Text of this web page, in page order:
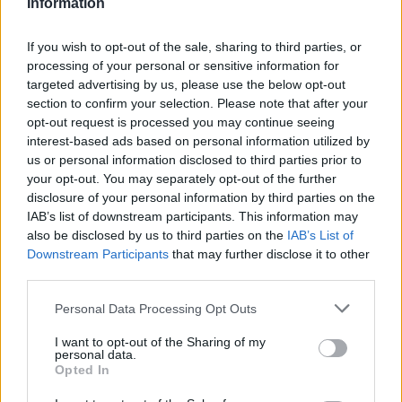
Information
If you wish to opt-out of the sale, sharing to third parties, or
processing of your personal or sensitive information for
targeted advertising by us, please use the below opt-out
section to confirm your selection. Please note that after your
opt-out request is processed you may continue seeing
interest-based ads based on personal information utilized by
us or personal information disclosed to third parties prior to
your opt-out. You may separately opt-out of the further
disclosure of your personal information by third parties on the
IAB’s list of downstream participants. This information may
also be disclosed by us to third parties on the IAB’s List of
Downstream Participants that may further disclose it to other
Please note that this website/app uses one or more Google
not limited to your visit or usage behaviour. You may click to
grant or deny consent to Google and its third-party tags to
use your data for below specified purposes in below Google
consent section.
Personal Data Processing Opt Outs
I want to opt-out of the Sharing of my
personal data.
Opted In
al Molo Brin è un successo
Strada Sassari-Olbia, incidente all’alba: ferito il
conducente
Eventi in Gallura, da Jovanotti alla zuppa
gallurese: gli appuntamenti da non perdere
Lettini e arredi abusivi sulla spiaggia libera,
sequestri a Olbia e Arzachena
È morto Francesco Guccini, il maestro che si
tenne lontano dalla Costa Smeralda